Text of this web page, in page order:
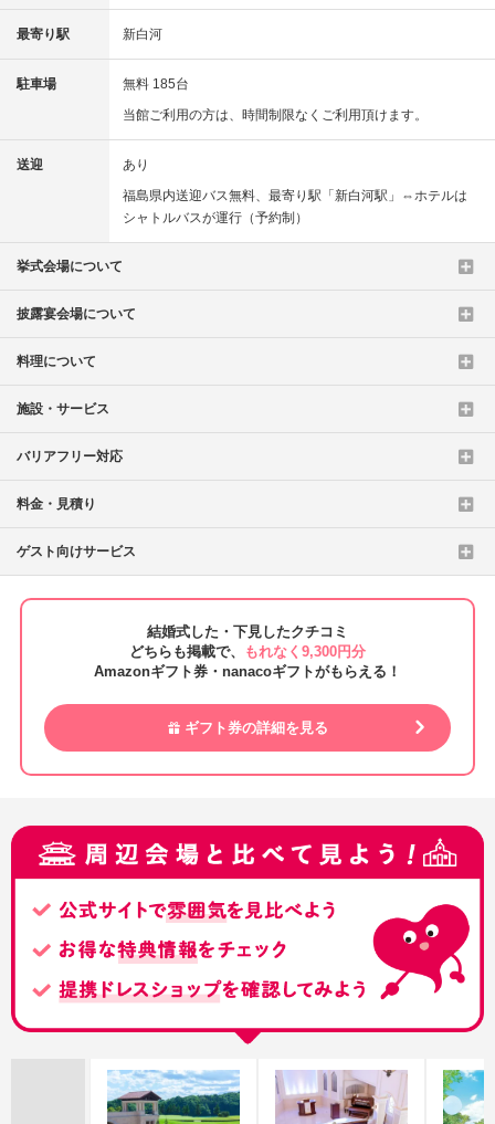
最寄り駅 新白河
駐車場
無料 185台
当館ご利用の方は、時間制限なくご利用頂けます。
送迎
あり
福島県内送迎バス無料、最寄り駅「新白河駅」⇔ホテルは
シャトルバスが運行（予約制）
挙式会場について
披露宴会場について
料理について
施設・サービス
バリアフリー対応
料金・見積り
ゲスト向けサービス
結婚式した・下見したクチコミ
どちらも掲載で、
もれなく9,300円分
Amazonギフト券・nanacoギフトがもらえる！
ギフト券の詳細を見る